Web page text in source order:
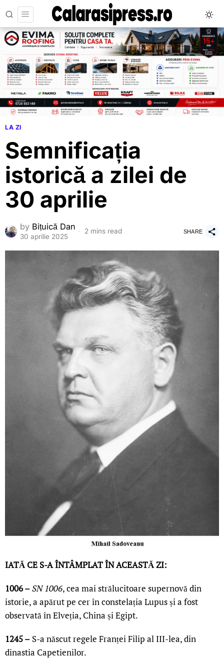
LA ZI
Semnificația
istorică a zilei de
30 aprilie
by Bițuică Dan
30 aprilie 2025
2 mins read SHARE
IATĂ CE S-A ÎNTÂMPLAT ÎN ACEASTĂ ZI:
1006 –SN 1006, cea mai strălucitoare supernovă din
istorie, a apărut pe cer în constelația Lupus și a fost
observată în Elveția, China și Egipt.
1245 – S-a născut regele Franței Filip al III-lea, din
dinastia Capetienilor.